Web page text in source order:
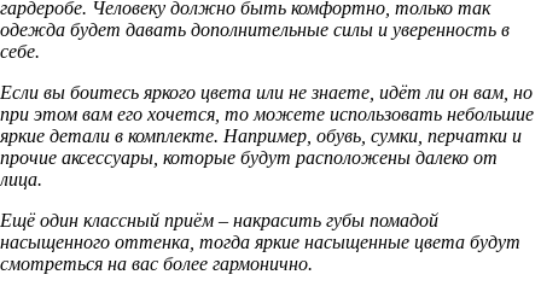
гардеробе. Человеку должно быть комфортно, только так
одежда будет давать дополнительные силы и уверенность в
себе.
Если вы боитесь яркого цвета или не знаете, идёт ли он вам, но
при этом вам его хочется, то можете использовать небольшие
яркие детали в комплекте. Например, обувь, сумки, перчатки и
прочие аксессуары, которые будут расположены далеко от
лица.
Ещё один классный приём – накрасить губы помадой
насыщенного оттенка, тогда яркие насыщенные цвета будут
смотреться на вас более гармонично.